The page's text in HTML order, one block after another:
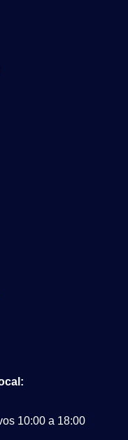
10:00 a 18:00